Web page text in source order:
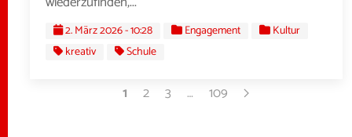
2. März 2026 - 10:28 Engagement
Kultur
kreativ
Schule
1 2 3 … 109